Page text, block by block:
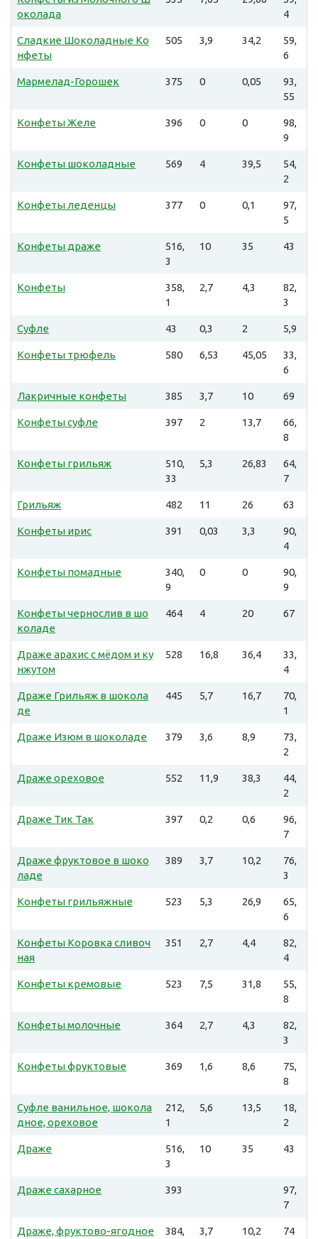
околада
4
Сладкие Шоколадные Ко
нфеты
505 3,9 34,2
59,
6
Мармелад-Горошек 375 0 0,05
93,
55
Конфеты Желе 396 0 0
98,
9
Конфеты шоколадные 569 4 39,5
54,
2
Конфеты леденцы 377 0 0,1
97,
5
Конфеты драже
516,
3
10 35 43
Конфеты
358,
1
2,7 4,3
82,
3
Суфле 43 0,3 2 5,9
Конфеты трюфель 580 6,53 45,05
33,
6
Лакричные конфеты 385 3,7 10 69
Конфеты суфле 397 2 13,7
66,
8
Конфеты грильяж
510,
33
5,3 26,83
64,
7
Грильяж 482 11 26 63
Конфеты ирис 391 0,03 3,3
90,
4
Конфеты помадные
340,
9
0 0
90,
9
Конфеты чернослив в шо
коладе
464 4 20 67
Драже арахис с мёдом и ку
нжутом
528 16,8 36,4
33,
4
Драже Грильяж в шокола
де
445 5,7 16,7
70,
1
Драже Изюм в шоколаде 379 3,6 8,9
73,
2
Драже ореховое 552 11,9 38,3
44,
2
Драже Тик Так 397 0,2 0,6
96,
7
Драже фруктовое в шоко
ладе
389 3,7 10,2
76,
3
Конфеты грильяжные 523 5,3 26,9
65,
6
Конфеты Коровка сливоч
ная
351 2,7 4,4
82,
4
Конфеты кремовые 523 7,5 31,8
55,
8
Конфеты молочные 364 2,7 4,3
82,
3
Конфеты фруктовые 369 1,6 8,6
75,
8
Суфле ванильное, шокола
дное, ореховое
212,
1
5,6 13,5
18,
2
Драже
516,
3
10 35 43
Драже сахарное 393
97,
7
Драже, фруктово-ягодное
384,
3,7 10,2 74